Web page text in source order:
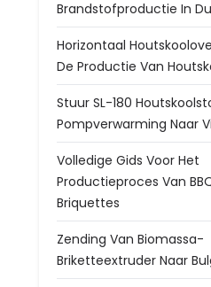
Brandstofproductie In
Horizontaal
De Productie Van
Stuur SL-180
Pompverwarming Naar
Volledige Gids Voor Het
Productieproces Van
Briquettes
Zending Van Biomassa-
Briketteextruder Naar